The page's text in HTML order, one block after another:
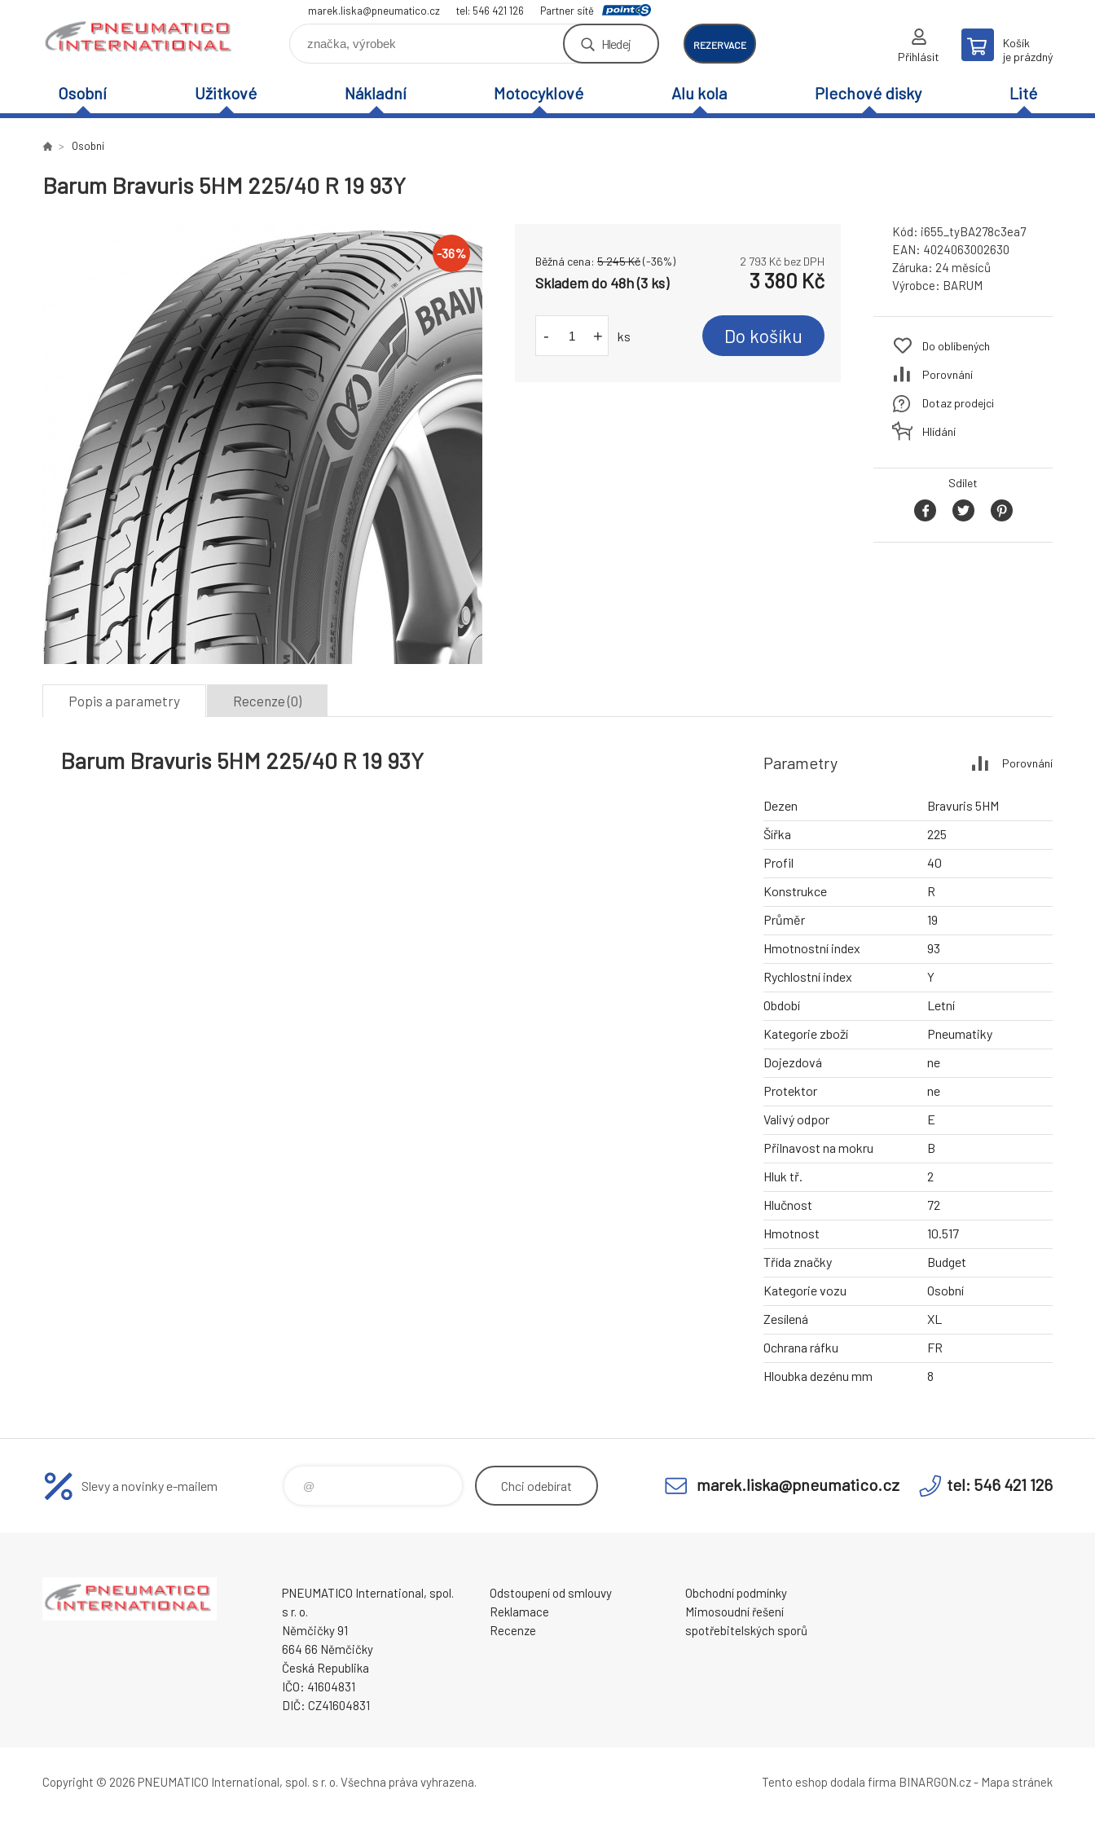
marek.liska@pneumatico.cz tel: 546 421 126 Partner sítě
Hledej REZERVACE
Přihlásit
Košík
je prázdný
Osobní Užitkové Nákladní Motocyklové Alu kola Plechové disky Lité
Osobní
Barum Bravuris 5HM 225/40 R 19 93Y
-36%
Běžná cena: 5 245Kč(-36%) 2 793 Kč bez DPH
Skladem do 48h (3 ks) 3 380 Kč
- + ks Do košíku
Kód: i655_tyBA278c3ea7
EAN: 4024063002630
Záruka: 24 měsíců
Výrobce: BARUM
Do oblíbených
Porovnání
Dotaz prodejci
Hlídání
Sdílet
Popis a parametry Recenze (0)
Barum Bravuris 5HM 225/40 R 19 93Y Parametry Porovnání
Dezen
Bravuris 5HM
Šířka
225
Profil
40
Konstrukce
R
Průměr
19
Hmotnostní index
93
Rychlostní index
Y
Období
Letní
Kategorie zboží
Pneumatiky
Dojezdová
ne
Protektor
ne
Valivý odpor
E
Přilnavost na mokru
B
Hluk tř.
2
Hlučnost
72
Hmotnost
10.517
Třída značky
Budget
Kategorie vozu
Osobní
Zesílená
XL
Ochrana ráfku
FR
Hloubka dezénu mm
8
Slevy a novinky e-mailem Chci odebírat marek.liska@pneumatico.cz tel: 546 421 126
PNEUMATICO International, spol.
s r. o.
Němčičky 91
664 66 Němčičky
Česká Republika
IČO: 41604831
DIČ: CZ41604831
Odstoupení od smlouvy
Reklamace
Recenze
Obchodní podmínky
Mimosoudní řešení
spotřebitelských sporů
Copyright © 2026 PNEUMATICO International, spol. s r. o. Všechna práva vyhrazena. Tento eshop dodala firma BINARGON.cz- Mapa stránek